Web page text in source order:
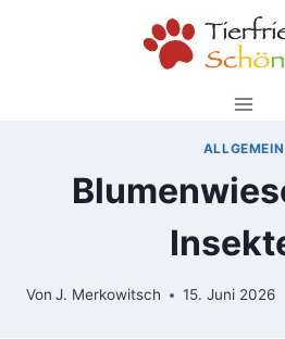
ALLGEMEIN
Von J. Merkowitsch 15. Juni 2026